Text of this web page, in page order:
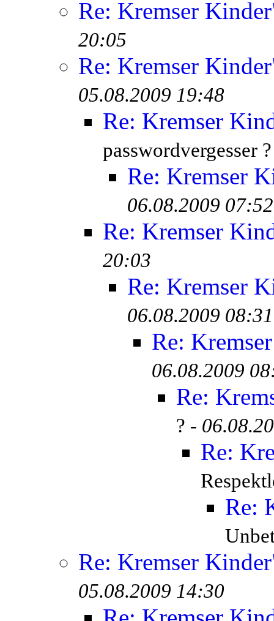
Re: Kremser
20:05
Re: Kremser
05.08.2009 19:48
Re: Kremser
passwordvergesser
Re: Kremser
06.08.2009 07:52
Re: Kremser
20:03
Re: Kremser
06.08.2009 08:31
Re:
06.08.2009
Re:
? -
Re:
Re:
Re: Kremser
05.08.2009 14:30